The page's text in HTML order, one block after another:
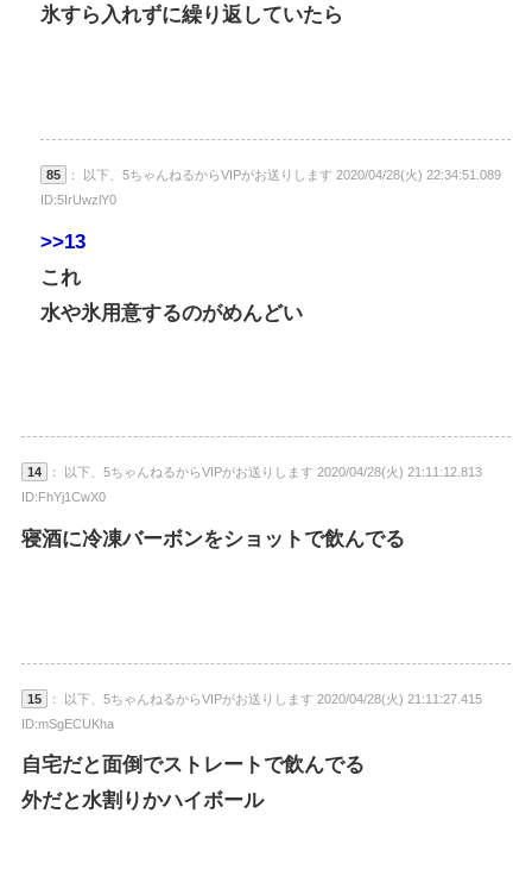
氷すら入れずに繰り返していたら
85
： 以下、5ちゃんねるからVIPがお送りします 2020/04/28(火) 22:34:51.089
ID:5IrUwzlY0
>>13
これ
水や氷用意するのがめんどい
14
： 以下、5ちゃんねるからVIPがお送りします 2020/04/28(火) 21:11:12.813
ID:FhYj1CwX0
寝酒に冷凍バーボンをショットで飲んでる
15
： 以下、5ちゃんねるからVIPがお送りします 2020/04/28(火) 21:11:27.415
ID:mSgECUKha
自宅だと面倒でストレートで飲んでる
外だと水割りかハイボール